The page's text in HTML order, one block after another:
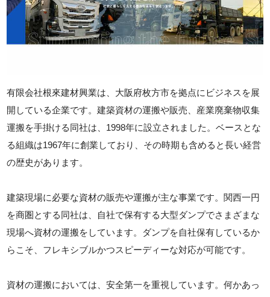
有限会社根來建材興業は、大阪府枚方市を拠点にビジネスを展
開している企業です。建築資材の運搬や販売、産業廃棄物収集
運搬を手掛ける同社は、1998年に設立されました。ベースとな
る組織は1967年に創業しており、その時期も含めると長い経営
の歴史があります。
建築現場に必要な資材の販売や運搬が主な事業です。関西一円
を商圏とする同社は、自社で保有する大型ダンプでさまざまな
現場へ資材の運搬をしています。ダンプを自社保有しているか
らこそ、フレキシブルかつスピーディーな対応が可能です。
資材の運搬においては、安全第一を重視しています。何かあっ